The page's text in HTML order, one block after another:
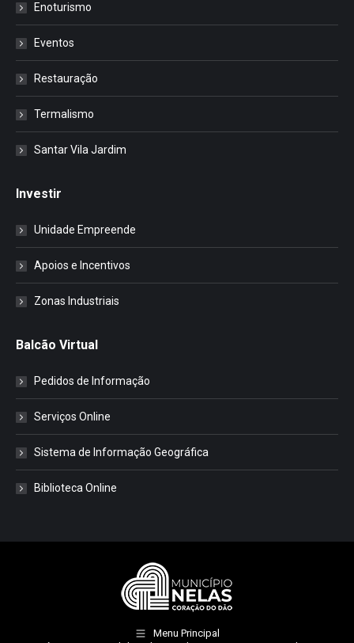
Enoturismo
Eventos
Restauração
Termalismo
Santar Vila Jardim
Investir
Unidade Empreende
Apoios e Incentivos
Zonas Industriais
Balcão Virtual
Pedidos de Informação
Serviços Online
Sistema de Informação Geográfica
Biblioteca Online
Menu Principal